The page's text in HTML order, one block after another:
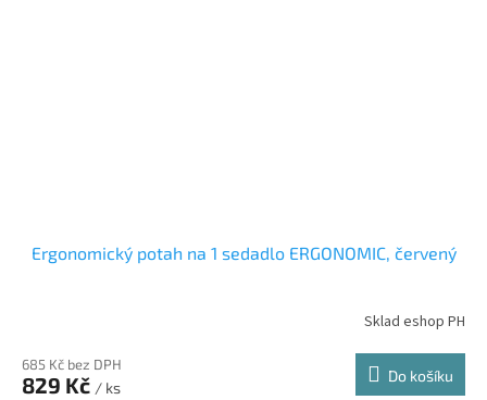
Ergonomický potah na 1 sedadlo ERGONOMIC, červený
Sklad eshop PH
685 Kč bez DPH
829 Kč / ks
Do košíku